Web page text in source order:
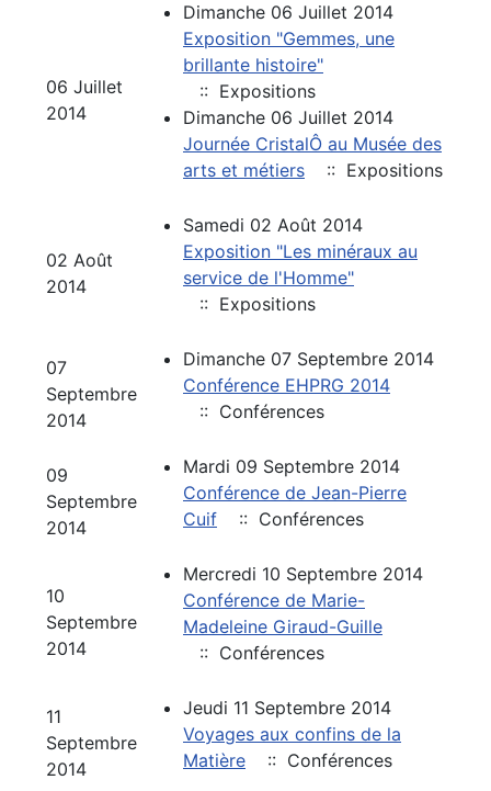
06 Juillet
2014
Dimanche 06 Juillet 2014
Exposition "Gemmes, une
brillante histoire"
:: Expositions
Dimanche 06 Juillet 2014
Journée CristalÔ au Musée des
arts et métiers
:: Expositions
02 Août
2014
Samedi 02 Août 2014
Exposition "Les minéraux au
service de l'Homme"
:: Expositions
07
Septembre
2014
Dimanche 07 Septembre 2014
Conférence EHPRG 2014
:: Conférences
09
Septembre
2014
Mardi 09 Septembre 2014
Conférence de Jean-Pierre
Cuif
:: Conférences
10
Septembre
2014
Mercredi 10 Septembre 2014
Conférence de Marie-
Madeleine Giraud-Guille
:: Conférences
11
Septembre
2014
Jeudi 11 Septembre 2014
Voyages aux confins de la
Matière
:: Conférences